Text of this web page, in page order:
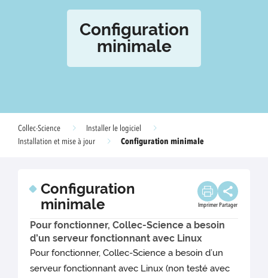
Configuration
minimale
Collec-Science
Installer le logiciel
Installation et mise à jour
Configuration minimale
Configuration
minimale
Imprimer Partager
Pour fonctionner, Collec-Science a besoin
d’un serveur fonctionnant avec Linux
Pour fonctionner, Collec-Science a besoin d’un
serveur fonctionnant avec Linux (non testé avec